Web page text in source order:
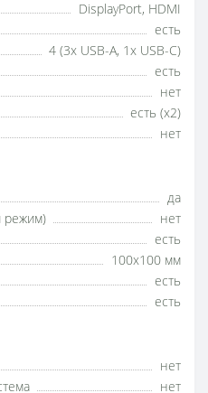
DisplayPort, HDMI
есть
4 (3x USB-A, 1x USB-C)
есть
нет
есть (x2)
нет
да
режим)
нет
есть
100x100 мм
есть
есть
нет
нет